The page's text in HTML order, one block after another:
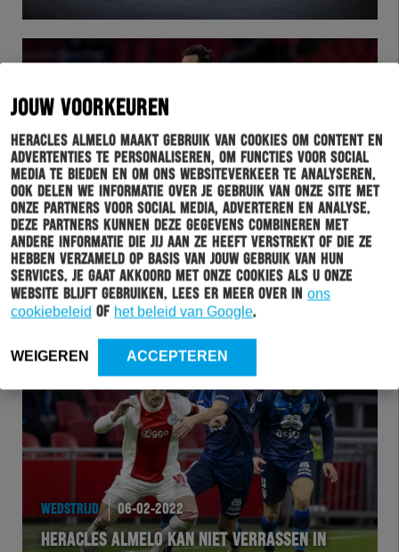
JOUW VOORKEUREN
Heracles Almelo maakt gebruik van cookies om content en
advertenties te personaliseren, om functies voor social
media te bieden en om ons websiteverkeer te analyseren.
Ook delen we informatie over je gebruik van onze site met
onze partners voor social media, adverteren en analyse.
Deze partners kunnen deze gegevens combineren met
andere informatie die jij aan ze heeft verstrekt of die ze
hebben verzameld op basis van jouw gebruik van hun
services. Je gaat akkoord met onze cookies als u onze
website blijft gebruiken. Lees er meer over in ons
cookiebeleid of het beleid van Google.
WEIGEREN ACCEPTEREN
WEDSTRIJD 07-02-2022
DE FOTO’S VAN AJAX – HERACLES ALMELO
WEDSTRIJD 06-02-2022
HERACLES ALMELO KAN NIET VERRASSEN IN